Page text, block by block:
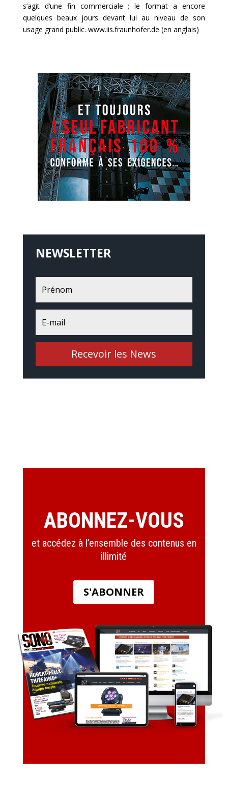
s’agit d’une fin commerciale ; le format a encore
quelques beaux jours devant lui au niveau de son
usage grand public. www.iis.fraunhofer.de (en anglais)
NEWSLETTER
Recevoir les News
ABONNEZ-VOUS
et accédez à l’ensemble des contenus en
illimité
S'ABONNER